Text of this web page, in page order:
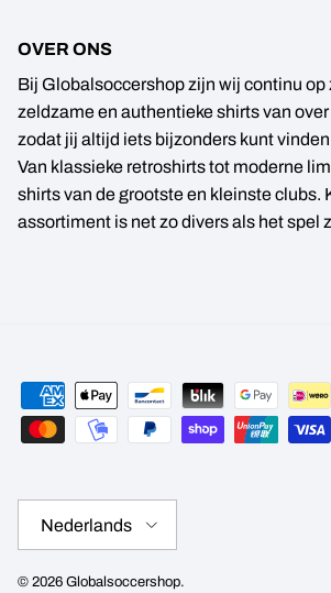
OVER ONS
Bij Globalsoccershop zijn wij continu op
zeldzame en authentieke shirts van
zodat jij altijd iets bijzonders kunt
Van klassieke retroshirts tot moderne
shirts van de grootste en kleinste clubs.
assortiment is net zo divers als het spel
Nederlands
© 2026 Globalsoccershop.